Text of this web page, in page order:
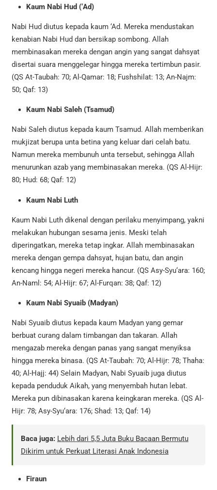
Kaum Nabi Hud (‘Ad)
Nabi Hud diutus kepada kaum ‘Ad. Mereka mendustakan
kenabian Nabi Hud dan bersikap sombong. Allah
membinasakan mereka dengan angin yang sangat dahsyat
disertai suara menggelegar hingga mereka tertimbun pasir.
(QS At-Taubah: 70; Al-Qamar: 18; Fushshilat: 13; An-Najm:
50; Qaf: 13)
Kaum Nabi Saleh (Tsamud)
Nabi Saleh diutus kepada kaum Tsamud. Allah memberikan
mukjizat berupa unta betina yang keluar dari celah batu.
Namun mereka membunuh unta tersebut, sehingga Allah
menurunkan azab yang membinasakan mereka. (QS Al-Hijr:
80; Hud: 68; Qaf: 12)
Kaum Nabi Luth
Kaum Nabi Luth dikenal dengan perilaku menyimpang, yakni
melakukan hubungan sesama jenis. Meski telah
diperingatkan, mereka tetap ingkar. Allah membinasakan
mereka dengan gempa dahsyat, hujan batu, dan angin
kencang hingga negeri mereka hancur. (QS Asy-Syu‘ara: 160;
An-Naml: 54; Al-Hijr: 67; Al-Furqan: 38; Qaf: 12)
Kaum Nabi Syuaib (Madyan)
Nabi Syuaib diutus kepada kaum Madyan yang gemar
berbuat curang dalam timbangan dan takaran. Allah
mengazab mereka dengan panas yang sangat menyiksa
hingga mereka binasa. (QS At-Taubah: 70; Al-Hijr: 78; Thaha:
40; Al-Hajj: 44) Selain Madyan, Nabi Syuaib juga diutus
kepada penduduk Aikah, yang menyembah hutan lebat.
Mereka pun dibinasakan karena keingkaran mereka. (QS Al-
Hijr: 78; Asy-Syu‘ara: 176; Shad: 13; Qaf: 14)
Baca juga: Lebih dari 5,5 Juta Buku Bacaan Bermutu
Dikirim untuk Perkuat Literasi Anak Indonesia
Firaun